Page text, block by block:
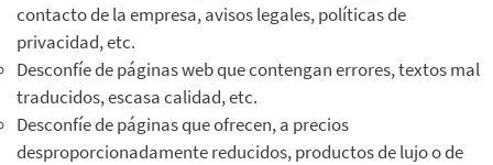
contacto de la empresa, avisos legales, políticas de
privacidad, etc.
Desconfíe de páginas web que contengan errores, textos mal
traducidos, escasa calidad, etc.
Desconfíe de páginas que ofrecen, a precios
desproporcionadamente reducidos, productos de lujo o de